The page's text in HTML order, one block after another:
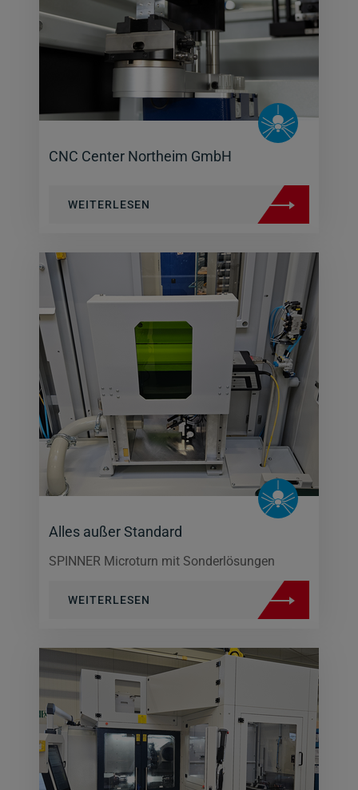
CNC Center Northeim GmbH
WEITERLESEN
Alles außer Standard
SPINNER Microturn mit Sonderlösungen
WEITERLESEN